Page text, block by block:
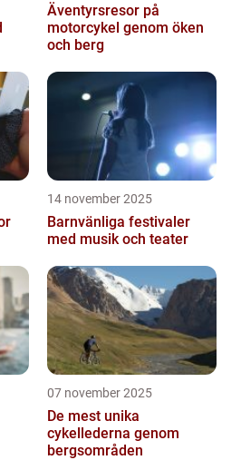
Äventyrsresor på
motorcykel genom öken
och berg
14 november 2025
Barnvänliga festivaler
med musik och teater
07 november 2025
De mest unika
cykellederna genom
bergsområden